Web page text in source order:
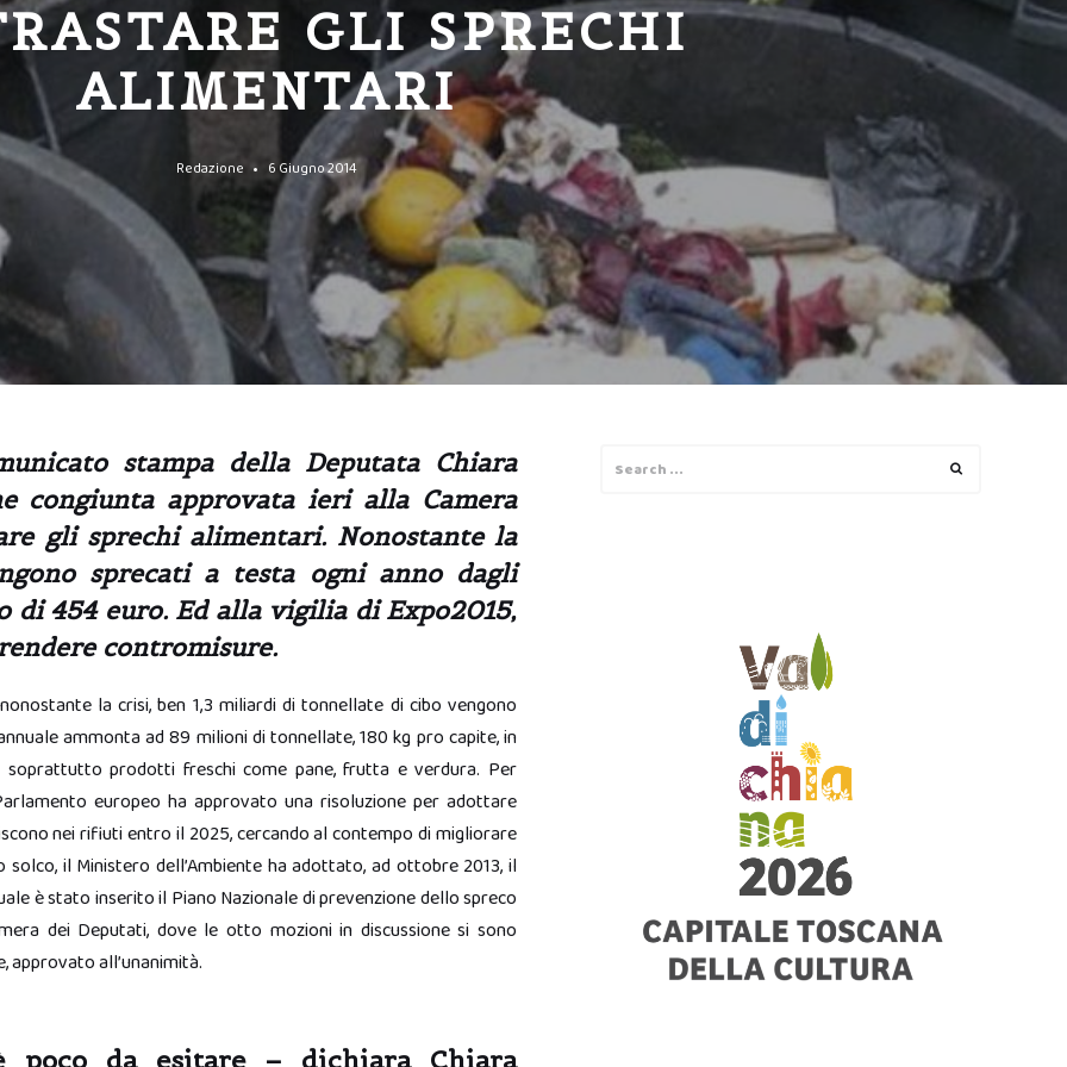
GLI SPRECHI
ALIMENTARI
Redazione 6 Giugno 2014
stampa della Deputata Chiara
congiunta approvata ieri alla Camera
gli sprechi alimentari. Nonostante la
sprecati a testa ogni anno dagli
454 euro. Ed alla vigilia di Expo2015,
contromisure.
la crisi, ben 1,3 miliardi di tonnellate di cibo vengono
ammonta ad 89 milioni di tonnellate, 180 kg pro capite, in
prodotti freschi come pane, frutta e verdura. Per
europeo ha approvato una risoluzione per adottare
nei rifiuti entro il 2025, cercando al contempo di migliorare
il Ministero dell’Ambiente ha adottato, ad ottobre 2013, il
è stato inserito il Piano Nazionale di prevenzione dello spreco
dei Deputati, dove le otto mozioni in discussione si sono
all’unanimità.
poco da esitare – dichiara Chiara
for: